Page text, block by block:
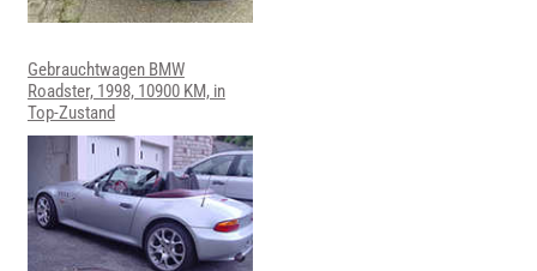
Gebrauchtwagen BMW
Roadster, 1998, 10900 KM, in
Top-Zustand